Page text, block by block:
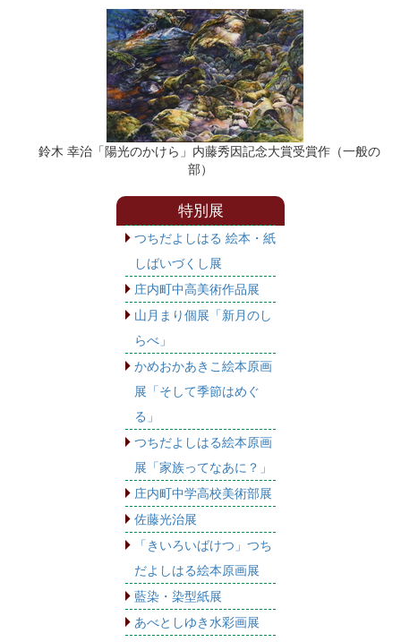
鈴木 幸治「陽光のかけら」内藤秀因記念大賞受賞作（一般の
部）
特別展
つちだよしはる 絵本・紙
しばいづくし展
庄内町中高美術作品展
山月まり個展「新月のし
らべ」
かめおかあきこ絵本原画
展「そして季節はめぐ
る」
つちだよしはる絵本原画
展「家族ってなあに？」
庄内町中学高校美術部展
佐藤光治展
「きいろいばけつ」つち
だよしはる絵本原画展
藍染・染型紙展
あべとしゆき水彩画展